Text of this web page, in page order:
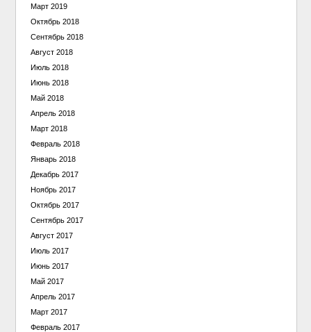
Март 2019
Октябрь 2018
Сентябрь 2018
Август 2018
Июль 2018
Июнь 2018
Май 2018
Апрель 2018
Март 2018
Февраль 2018
Январь 2018
Декабрь 2017
Ноябрь 2017
Октябрь 2017
Сентябрь 2017
Август 2017
Июль 2017
Июнь 2017
Май 2017
Апрель 2017
Март 2017
Февраль 2017